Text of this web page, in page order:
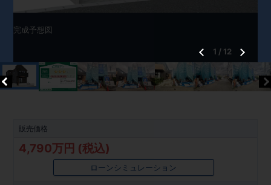
販売価格
4,790万円 (税込)
ローンシミュレーション
完成予想図
1 / 12